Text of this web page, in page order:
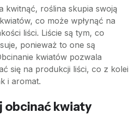
kwitnąć, roślina skupia swoją
co może wpłynąć na
liści. Liście są tym, co
ponieważ to one są
kwiatów pozwala
się na produkcji liści, co z kolei
i aromat.
obcinać kwiaty